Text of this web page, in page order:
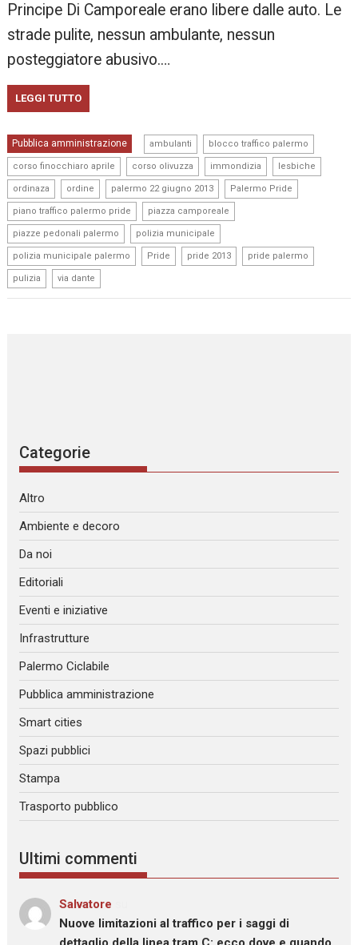
Principe Di Camporeale erano libere dalle auto. Le
strade pulite, nessun ambulante, nessun
posteggiatore abusivo.…
LEGGI TUTTO
Pubblica amministrazione ambulanti blocco traffico palermo
corso finocchiaro aprile corso olivuzza immondizia lesbiche
ordinaza ordine palermo 22 giugno 2013 Palermo Pride
piano traffico palermo pride piazza camporeale
piazze pedonali palermo polizia municipale
polizia municipale palermo Pride pride 2013 pride palermo
pulizia via dante
Categorie
Altro
Ambiente e decoro
Da noi
Editoriali
Eventi e iniziative
Infrastrutture
Palermo Ciclabile
Pubblica amministrazione
Smart cities
Spazi pubblici
Stampa
Trasporto pubblico
Ultimi commenti
Salvatore
Nuove limitazioni al traffico per i saggi di